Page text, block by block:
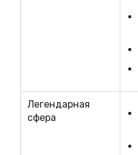
Легендарная
сфера